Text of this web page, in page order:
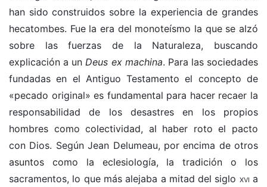
han sido construidos sobre la experiencia de grandes
hecatombes. Fue la era del monoteísmo la que se alzó
sobre las fuerzas de la Naturaleza, buscando
explicación a un Deus ex machina. Para las sociedades
fundadas en el Antiguo Testamento el concepto de
«pecado original» es fundamental para hacer recaer la
responsabilidad de los desastres en los propios
hombres como colectividad, al haber roto el pacto
con Dios. Según Jean Delumeau, por encima de otros
asuntos como la eclesiología, la tradición o los
sacramentos, lo que más alejaba a mitad del siglo xvi a